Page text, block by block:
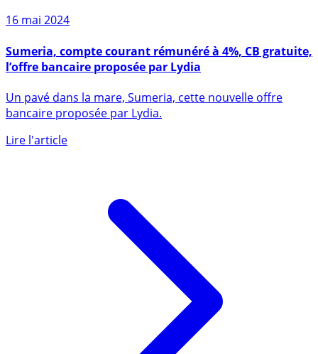
16 mai 2024
Sumeria, compte courant rémunéré à 4%, CB gratuite,
l’offre bancaire proposée par Lydia
bancaire proposée par Lydia.